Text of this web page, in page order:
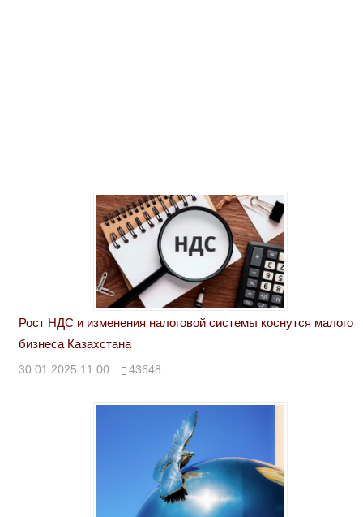
Рост НДС и изменения налоговой системы коснутся малого
бизнеса Казахстана
30.01.2025 11:00 43648